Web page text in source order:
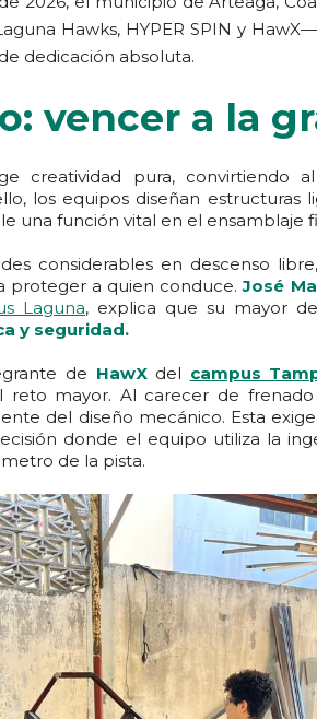
Hawks, HYPER SPIN y HawX—
dedicación absoluta.
vencer a la
creatividad pura, convirtiendo
los equipos diseñan estructuras
una función vital en el ensamblaje
considerables en descenso
proteger a quien conduce.José
Laguna, explica que su mayor
y seguridad.
de HawXdel campus
reto mayor. Al carecer de
del diseño mecánico. Esta
donde el equipo utiliza la
de la pista.